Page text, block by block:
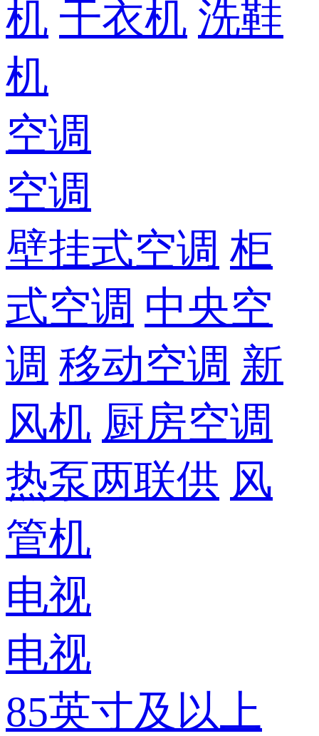
机 干衣机 洗鞋
机
空调
空调
壁挂式空调 柜
式空调 中央空
调 移动空调 新
风机 厨房空调
热泵两联供 风
管机
电视
电视
85英寸及以上